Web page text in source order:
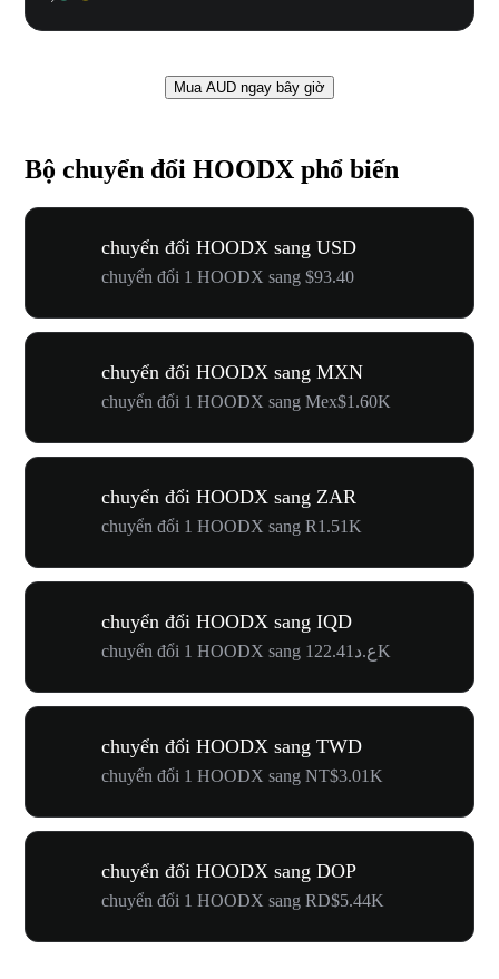
Mua AUD ngay bây giờ
Bộ chuyển đổi HOODX phổ biến
chuyển đổi HOODX sang USD
chuyển đổi 1 HOODX sang $93.40
chuyển đổi HOODX sang MXN
chuyển đổi 1 HOODX sang Mex$1.60K
chuyển đổi HOODX sang ZAR
chuyển đổi 1 HOODX sang R1.51K
chuyển đổi HOODX sang IQD
chuyển đổi 1 HOODX sang ع.د122.41K
chuyển đổi HOODX sang TWD
chuyển đổi 1 HOODX sang NT$3.01K
chuyển đổi HOODX sang DOP
chuyển đổi 1 HOODX sang RD$5.44K